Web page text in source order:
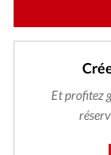
Et profitez